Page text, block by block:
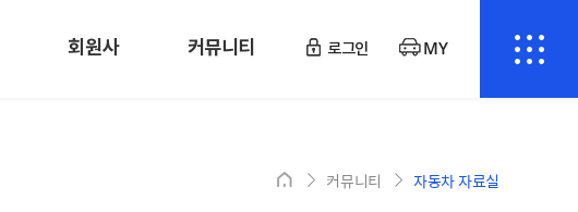
회원사 커뮤니티 로그인 MY
커뮤니티 자동차 자료실